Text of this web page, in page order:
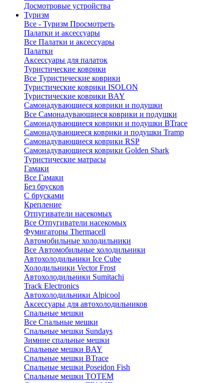
Досмотровые устройства
Туризм
Все - Туризм Просмотреть
Палатки и аксессуары
Все Палатки и аксессуары
Палатки
Аксессуары для палаток
Туристические коврики
Все Туристические коврики
Туристические коврики ISOLON
Туристические коврики BAY
Самонадувающиеся коврики и подушки
Все Самонадувающиеся коврики и подушки
Самонадувающиеся коврики и подушки BTrace
Самонадувающееся коврики и подушки Tramp
Самонадувающиеся коврики RSP
Самонадувающиеся коврики Golden Shark
Туристические матрасы
Гамаки
Все Гамаки
Без брусков
С брусками
Крепление
Отпугиватели насекомых
Все Отпугиватели насекомых
Фумигаторы Thermacell
Автомобильные холодильники
Все Автомобильные холодильники
Автохолодильники Ice Cube
Холодильники Vector Frost
Автохолодильники Sumitachi
Track Electronics
Автохолодильники Alpicool
Аксессуары для автохолодильников
Спальные мешки
Все Спальные мешки
Спальные мешки Sundays
Зимние спальные мешки
Спальные мешки BAY
Спальные мешки BTrace
Спальные мешки Poseidon Fish
Спальные мешки ТОТЕМ